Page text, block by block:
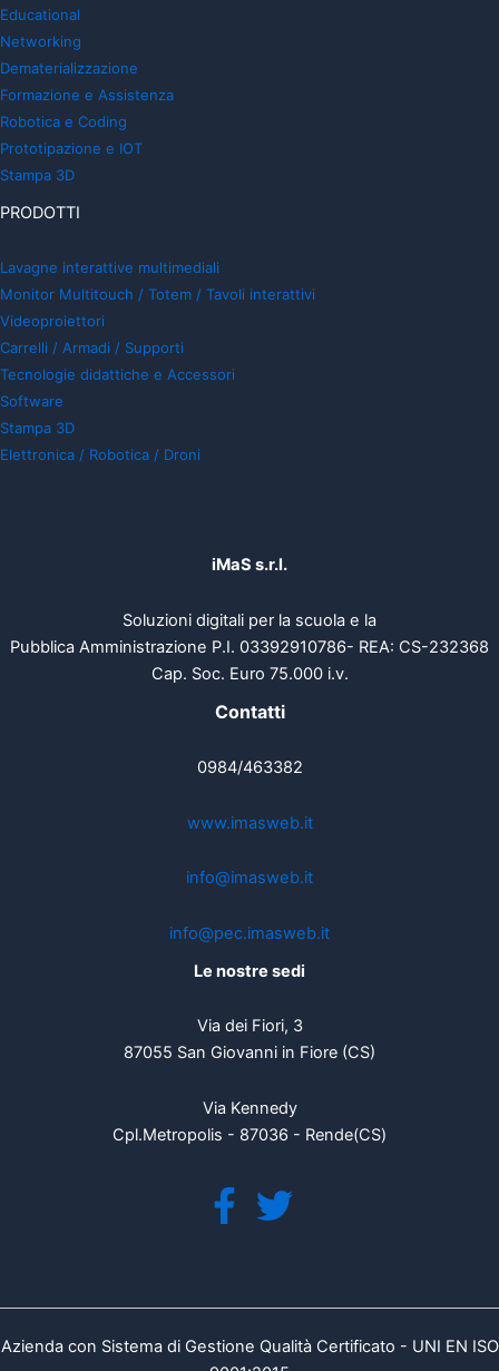
Educational
Networking
Dematerializzazione
Formazione e Assistenza
Robotica e Coding
Prototipazione e IOT
Stampa 3D
PRODOTTI
Lavagne interattive multimediali
Monitor Multitouch / Totem / Tavoli interattivi
Videoproiettori
Carrelli / Armadi / Supporti
Tecnologie didattiche e Accessori
Software
Stampa 3D
Elettronica / Robotica / Droni
iMaS s.r.l.
Soluzioni digitali per la scuola e la
Pubblica Amministrazione P.I. 03392910786- REA: CS-232368
Cap. Soc. Euro 75.000 i.v.
Contatti
0984/463382
www.imasweb.it
info@imasweb.it
info@pec.imasweb.it
Le nostre sedi
Via dei Fiori, 3
87055 San Giovanni in Fiore (CS)
Via Kennedy
Cpl.Metropolis - 87036 - Rende(CS)
Azienda con Sistema di Gestione Qualità Certificato - UNI EN ISO